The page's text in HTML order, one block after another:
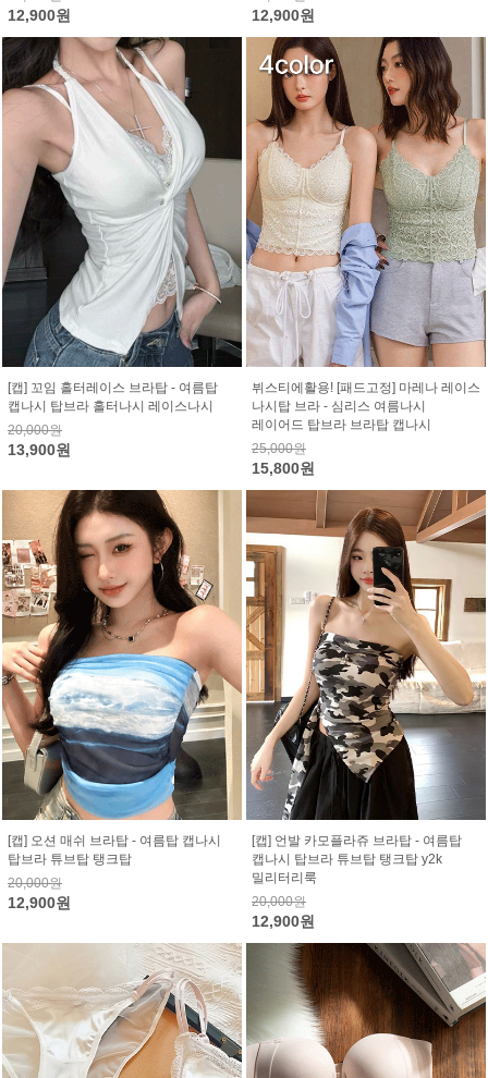
12,900원 12,900원
[캡] 꼬임 홀터레이스 브라탑 - 여름탑
캡나시 탑브라 홀터나시 레이스나시
20,000원
13,900원
뷔스티에활용! [패드고정] 마레나 레이스
나시탑 브라 - 심리스 여름나시
레이어드 탑브라 브라탑 캡나시
25,000원
15,800원
[캡] 오션 매쉬 브라탑 - 여름탑 캡나시
탑브라 튜브탑 탱크탑
20,000원
12,900원
[캡] 언발 카모플라쥬 브라탑 - 여름탑
캡나시 탑브라 튜브탑 탱크탑 y2k
밀리터리룩
20,000원
12,900원